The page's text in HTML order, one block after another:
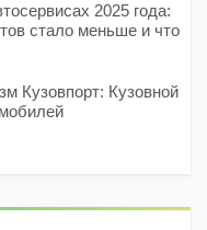
2025 года:
стало меньше и что
Кузовпорт: Кузовной